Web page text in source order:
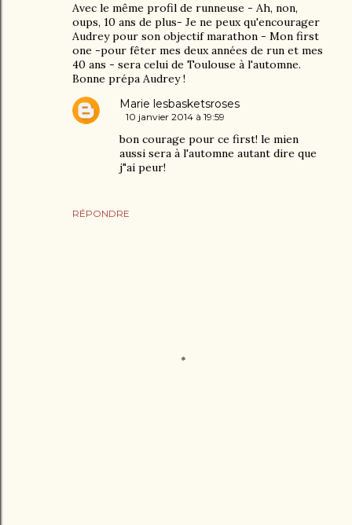
Avec le même profil de runneuse - Ah, non,
oups, 10 ans de plus- Je ne peux qu'encourager
Audrey pour son objectif marathon - Mon first
one -pour fêter mes deux années de run et mes
40 ans - sera celui de Toulouse à l'automne.
Bonne prépa Audrey !
RÉPONDRE
Marie lesbasketsroses
10 janvier 2014 à 19:59
bon courage pour ce first! le mien
aussi sera à l'automne autant dire que
j"ai peur!